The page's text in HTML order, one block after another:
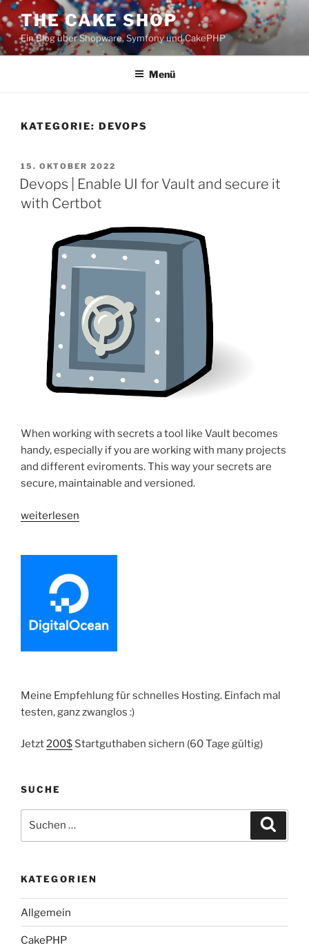
Zum
Inhalt
springen
THE CAKE SHOP
Ein Blog über Shopware, Symfony und CakePHP
Menü
KATEGORIE: DEVOPS
VERÖFFENTLICHT
AM
15. OKTOBER 2022
Devops | Enable UI for Vault and secure it
with Certbot
When working with secrets a tool like Vault becomes
handy, especially if you are working with many projects
and different eviroments. This way your secrets are
secure, maintainable and versioned.
„Devops
secure
weiterlesen
Meine Empfehlung für schnelles Hosting. Einfach mal
testen, ganz zwanglos :)
Jetzt200$ Startguthaben sichern (60 Tage gültig)
SUCHE
nach:
KATEGORIEN
Allgemein
CakePHP